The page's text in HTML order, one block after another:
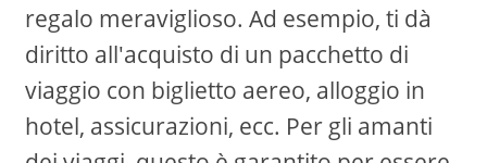
regalo meraviglioso. Ad esempio, ti dà
diritto all'acquisto di un pacchetto di
viaggio con biglietto aereo, alloggio in
hotel, assicurazioni, ecc. Per gli amanti